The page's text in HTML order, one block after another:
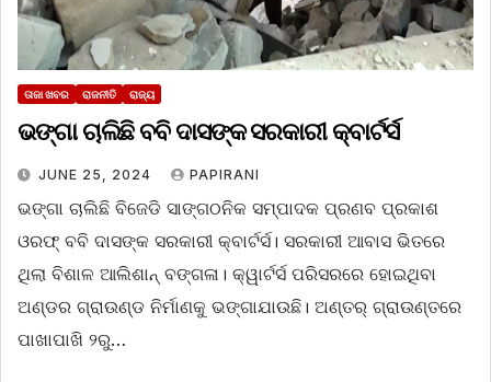
ତାଜା ଖବର ରାଜନୀତି ରାଜ୍ୟ
ଭଙ୍ଗା ଚାଲିଛି ବବି ଦାସଙ୍କ ସରକାରୀ କ୍ବାର୍ଟର୍ସ
JUNE 25, 2024 PAPIRANI
ଭଙ୍ଗା ଚାଲିଛି ବିଜେଡି ସାଙ୍ଗଠନିକ ସମ୍ପାଦକ ପ୍ରଣବ ପ୍ରକାଶ
ଓରଫ୍ ବବି ଦାସଙ୍କ ସରକାରୀ କ୍ବାର୍ଟର୍ସ। ସରକାରୀ ଆବାସ ଭିତରେ
ଥିଲା ବିଶାଳ ଆଲିଶାନ୍ ବଙ୍ଗଳା। କ୍ୱାର୍ଟର୍ସ ପରିସରରେ ହୋଇଥିବା
ଅଣ୍ଡର ଗ୍ରାଉଣ୍ଡ ନିର୍ମାଣକୁ ଭଙ୍ଗାଯାଉଛି। ଅଣ୍ତର୍ ଗ୍ରାଉଣ୍ତରେ
ପାଖାପାଖି ୨ରୁ…